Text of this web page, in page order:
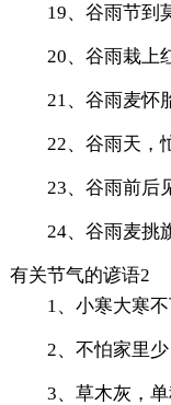
19、谷雨节到
20、谷雨栽上
21、谷雨麦怀
22、谷雨天，
23、谷雨前后
24、谷雨麦挑
有关节气的谚语2
1、小寒大寒
2、不怕家里少
3、草木灰，